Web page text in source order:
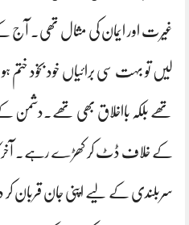
غیرت اور ایمان کی مثال تھی۔ آج کے
لیں تو بہت سی برائیاں خود بخود
تھے بلکہ بااخلاق بھی تھے۔دشمن
کے خلاف ڈٹ کر کھڑے رہے۔
سربلندی کے لیے اپنی جان قربان کر